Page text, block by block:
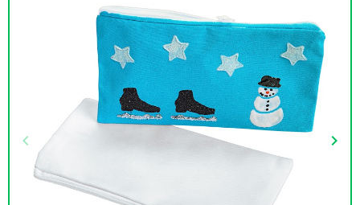
Vorige
keyboard_arrow_left keyboard_arrow_right